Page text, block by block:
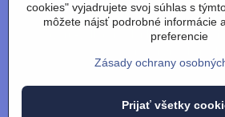
Obchodné podmienky/vrátenie tovaru
články/technológie
©2026Copyright
Predvoľby súkromiaZásady
cookies" vyjadrujete svoj súhlas s
môžete nájsť podrobné informácie
preferencie
Zásady ochrany
Prijať všetky